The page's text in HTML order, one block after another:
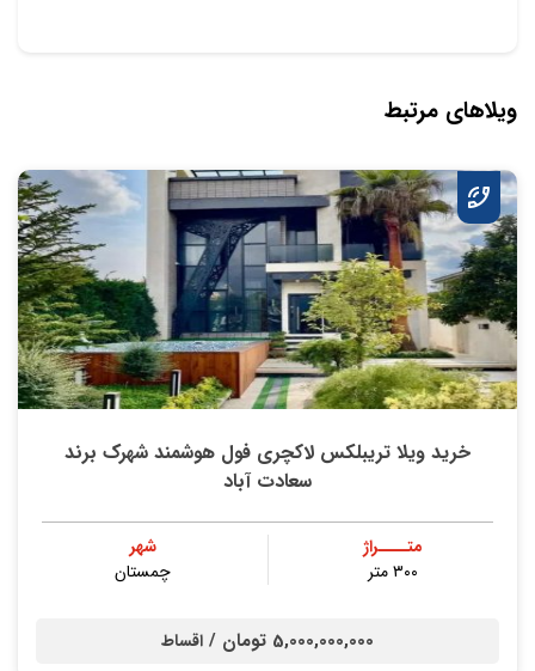
ویلاهای مرتبط
خرید ویلا تریبلکس لاکچری فول هوشمند شهرک برند
سعادت آباد
متــــراژ
۳۰۰ متر
شهر
چمستان
5,000,000,000 تومان / اقساط